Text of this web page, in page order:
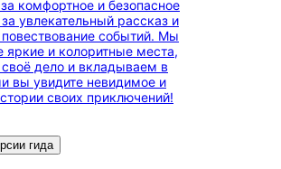
комфортное и безопасное
увлекательный рассказ и
событий. Мы
и колоритные места,
дело и вкладываем в
вы увидите невидимое и
своих приключений!
гида